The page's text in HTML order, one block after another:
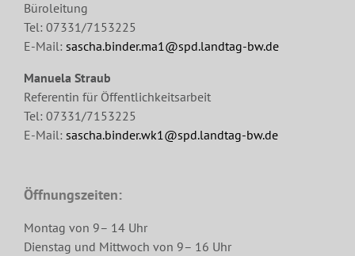
Büroleitung
Tel: 07331/7153225
E-Mail: sascha.binder.ma1@spd.landtag-bw.de
Manuela Straub
Referentin für Öffentlichkeitsarbeit
Tel: 07331/7153225
E-Mail: sascha.binder.wk1@spd.landtag-bw.de
Öffnungszeiten:
Montag von 9– 14 Uhr
Dienstag und Mittwoch von 9– 16 Uhr